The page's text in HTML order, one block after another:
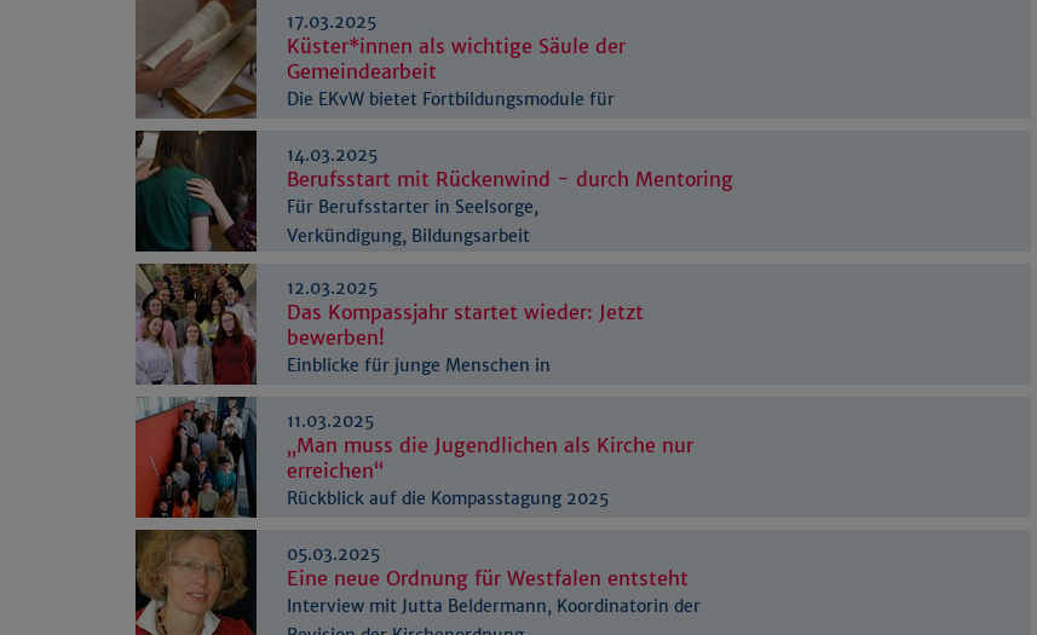
17.03.2025
Küster*innen als wichtige Säule der
Gemeindearbeit
Die EKvW bietet Fortbildungsmodule für
14.03.2025
Berufsstart mit Rückenwind - durch Mentoring
Für Berufsstarter in Seelsorge,
Verkündigung, Bildungsarbeit
12.03.2025
Das Kompassjahr startet wieder: Jetzt
bewerben!
Einblicke für junge Menschen in
11.03.2025
„Man muss die Jugendlichen als Kirche nur
erreichen“
Rückblick auf die Kompasstagung 2025
05.03.2025
Eine neue Ordnung für Westfalen entsteht
Interview mit Jutta Beldermann, Koordinatorin der